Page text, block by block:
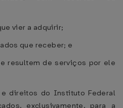
vier a adquirir;
que receber; e
resultem de serviços por ele
e direitos do Instituto Federal
exclusivamente, para a